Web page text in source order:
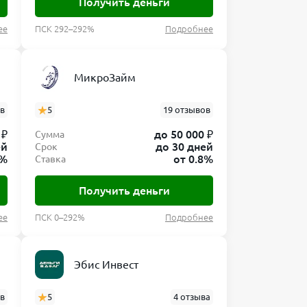
ПСК 292–292% Подробнее
МикроЗайм
5 19 отзывов
Сумма до 50 000 ₽
Срок до 30 дней
Ставка от 0.8%
Получить деньги
ПСК 0–292% Подробнее
Эбис Инвест
5 4 отзыва